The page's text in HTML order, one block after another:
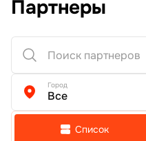
Партнеры
Город
Все
Список